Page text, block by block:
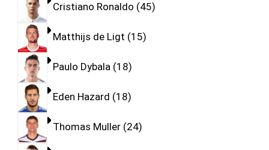
Cristiano Ronaldo 45
Matthijs de Ligt 15
Paulo Dybala 18
Eden Hazard 18
Thomas Muller 24